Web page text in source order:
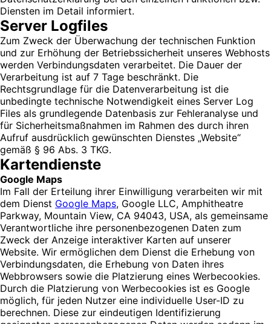
Diensten im Detail informiert.
Server Logfiles
Zum Zweck der Überwachung der technischen Funktion
und zur Erhöhung der Betriebssicherheit unseres Webhosts
werden Verbindungsdaten verarbeitet. Die Dauer der
Verarbeitung ist auf 7 Tage beschränkt. Die
Rechtsgrundlage für die Datenverarbeitung ist die
unbedingte technische Notwendigkeit eines Server Log
Files als grundlegende Datenbasis zur Fehleranalyse und
für Sicherheitsmaßnahmen im Rahmen des durch ihren
Aufruf ausdrücklich gewünschten Dienstes „Website“
gemäß § 96 Abs. 3 TKG.
Kartendienste
Google Maps
Im Fall der Erteilung ihrer Einwilligung verarbeiten wir mit
dem Dienst Google Maps, Google LLC, Amphitheatre
Parkway, Mountain View, CA 94043, USA, als gemeinsame
Verantwortliche ihre personenbezogenen Daten zum
Zweck der Anzeige interaktiver Karten auf unserer
Website. Wir ermöglichen dem Dienst die Erhebung von
Verbindungsdaten, die Erhebung von Daten ihres
Webbrowsers sowie die Platzierung eines Werbecookies.
Durch die Platzierung von Werbecookies ist es Google
möglich, für jeden Nutzer eine individuelle User-ID zu
berechnen. Diese zur eindeutigen Identifizierung